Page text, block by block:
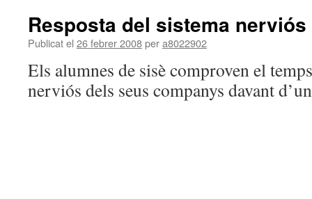
Resposta del sistema nerviós
Publicat el 26 febrer 2008pera8022902
Els alumnes de sisè comproven el
nerviós dels seus companys davant